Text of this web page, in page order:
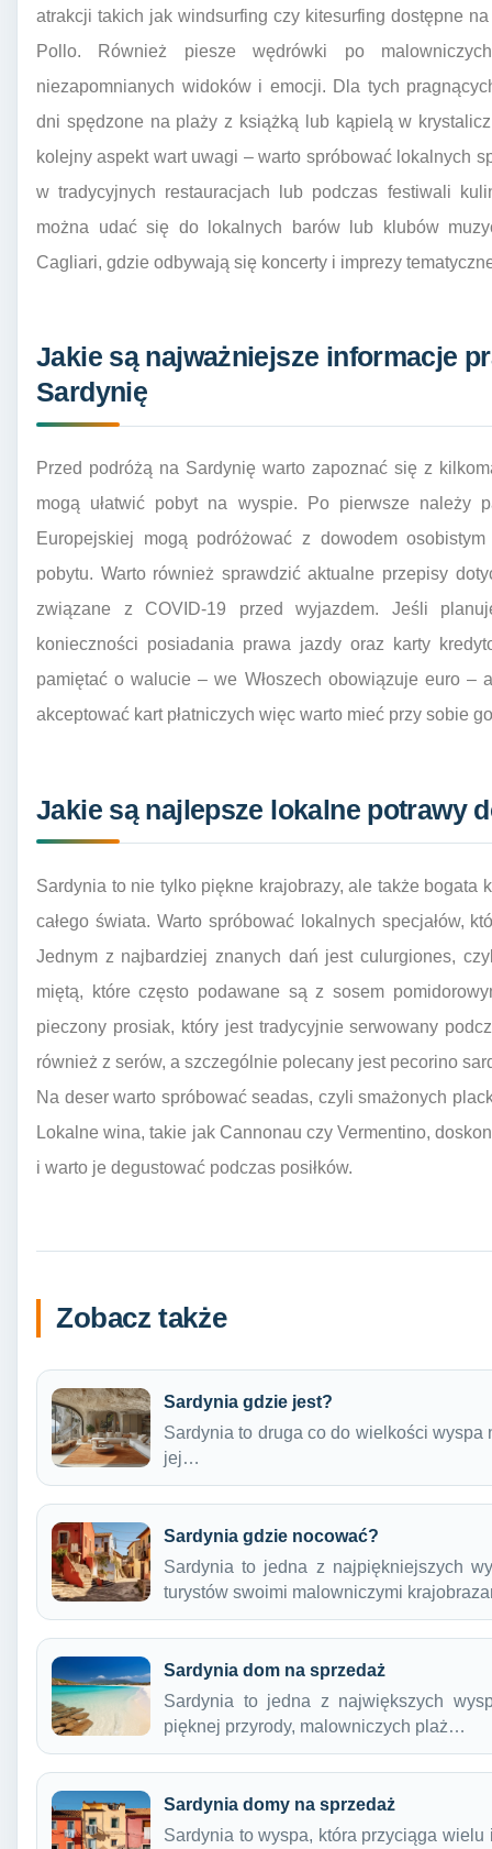
atrakcji takich jak windsurfing czy kitesurfing dostępne
Pollo. Również piesze wędrówki po
niezapomnianych widoków i emocji. Dla tych
dni spędzone na plaży z książką lub kąpielą w
kolejny aspekt wart uwagi – warto spróbować lokalnych
w tradycyjnych restauracjach lub podczas festiwali
można udać się do lokalnych barów lub klubów
Cagliari, gdzie odbywają się koncerty i imprezy
Jakie są najważniejsze informacje
Sardynię
Przed podróżą na Sardynię warto zapoznać się z
mogą ułatwić pobyt na wyspie. Po pierwsze należy
Europejskiej mogą podróżować z dowodem
pobytu. Warto również sprawdzić aktualne przepisy
związane z COVID-19 przed wyjazdem. Jeśli
konieczności posiadania prawa jazdy oraz karty
pamiętać o walucie – we Włoszech obowiązuje euro –
akceptować kart płatniczych więc warto mieć przy sobie
Jakie są najlepsze lokalne potrawy
Sardynia to nie tylko piękne krajobrazy, ale także bogata
całego świata. Warto spróbować lokalnych specjałów,
Jednym z najbardziej znanych dań jest culurgiones,
miętą, które często podawane są z sosem
pieczony prosiak, który jest tradycyjnie serwowany
również z serów, a szczególnie polecany jest pecorino
Na deser warto spróbować seadas, czyli smażonych
Lokalne wina, takie jak Cannonau czy Vermentino,
i warto je degustować podczas posiłków.
Zobacz także
Sardynia gdzie jest?
Sardynia to druga co do wielkości
jej…
Sardynia gdzie nocować?
Sardynia to jedna z najpiękniejszych
turystów swoimi malowniczymi
Sardynia dom na sprzedaż
Sardynia to jedna z największych
pięknej przyrody, malowniczych plaż…
Sardynia domy na sprzedaż
Sardynia to wyspa, która przyciąga